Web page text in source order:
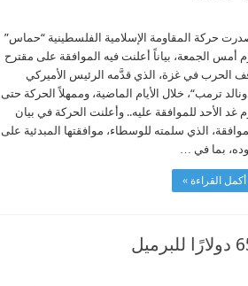
حركة المقاومة الإسلامية الفلسطينية “حماس”
أمس الجمعة، بياناً أعلنت فيه الموافقة على مقترح
الحرب في غزة، الذي قدَّمه الرئيس الأميركي
ترمب“، خلال الأيام الماضية، وممهلاً الحركة حتى
غد الأحد للموافقة عليه.. وأعلنت الحركة في بيان
الذي سلمته للوسطاء، موافقتها المبدئية على
بما في …
أكمل القراءة »